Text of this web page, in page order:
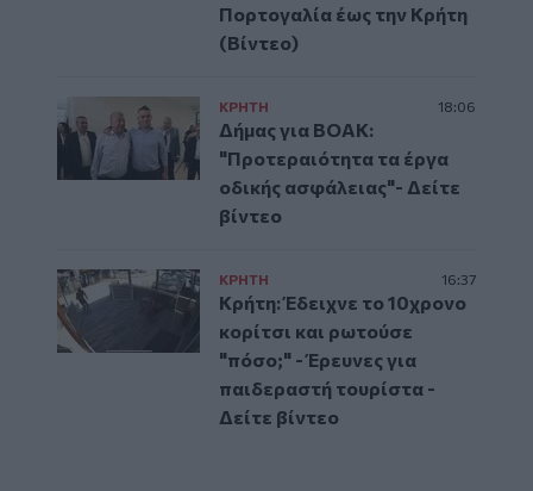
Πορτογαλία έως την Κρήτη
(Βίντεο)
ΚΡΗΤΗ 18:06
Δήμας για ΒΟΑΚ:
"Προτεραιότητα τα έργα
οδικής ασφάλειας"- Δείτε
βίντεο
ΚΡΗΤΗ 16:37
Κρήτη: Έδειχνε το 10χρονο
κορίτσι και ρωτούσε
"πόσο;" - Έρευνες για
παιδεραστή τουρίστα -
Δείτε βίντεο